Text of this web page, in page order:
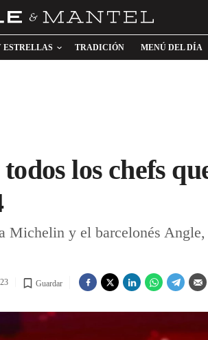
ESTRELLAS TRADICIÓN MENÚ DEL DÍA
los chefs
Michelin y el barcelonés
Guardar